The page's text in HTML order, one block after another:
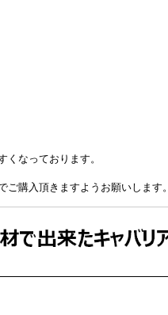
くなっております。
購入頂きますようお願いします。